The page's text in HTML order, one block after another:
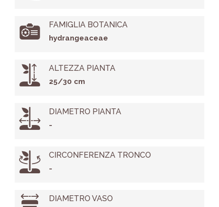
FAMIGLIA BOTANICA
hydrangeaceae
ALTEZZA PIANTA
25/30 cm
DIAMETRO PIANTA
-
CIRCONFERENZA TRONCO
-
DIAMETRO VASO